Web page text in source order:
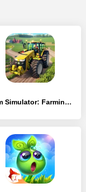
Farm Simulator: Farming Sim 22